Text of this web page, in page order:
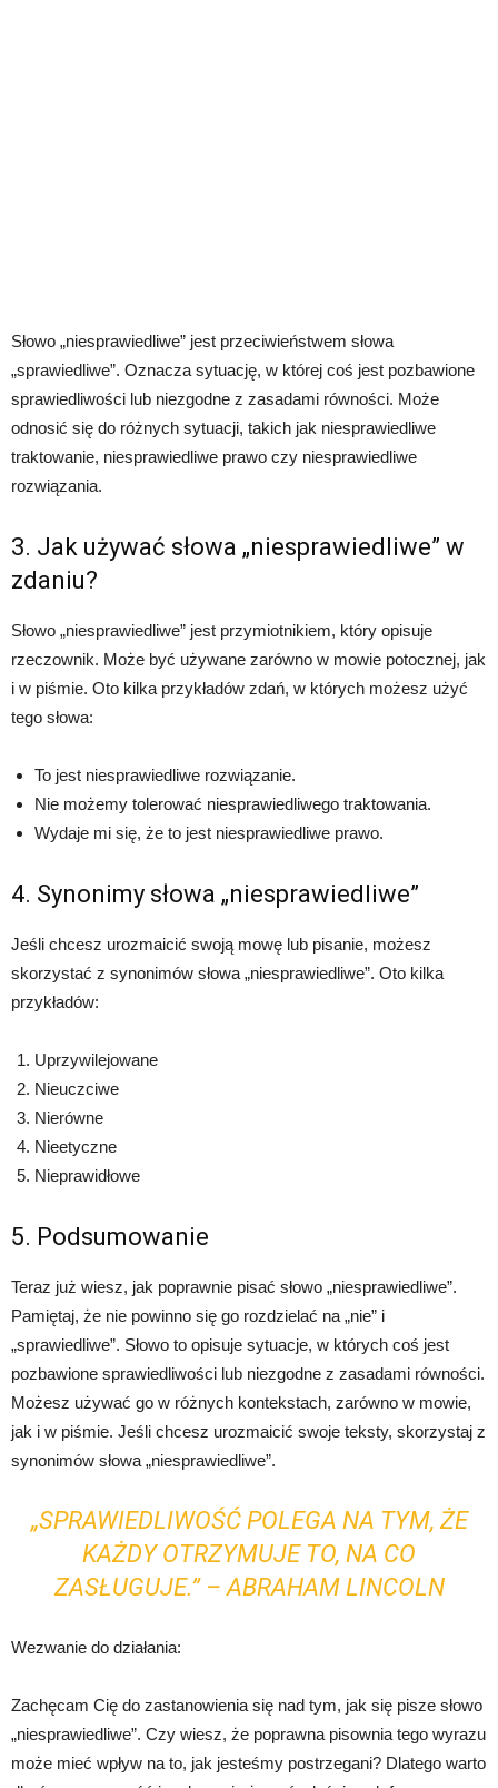
Słowo „niesprawiedliwe” jest przeciwieństwem słowa
„sprawiedliwe”. Oznacza sytuację, w której coś jest pozbawione
sprawiedliwości lub niezgodne z zasadami równości. Może
odnosić się do różnych sytuacji, takich jak niesprawiedliwe
traktowanie, niesprawiedliwe prawo czy niesprawiedliwe
rozwiązania.
3. Jak używać słowa „niesprawiedliwe” w
zdaniu?
Słowo „niesprawiedliwe” jest przymiotnikiem, który opisuje
rzeczownik. Może być używane zarówno w mowie potocznej, jak
i w piśmie. Oto kilka przykładów zdań, w których możesz użyć
tego słowa:
To jest niesprawiedliwe rozwiązanie.
Nie możemy tolerować niesprawiedliwego traktowania.
Wydaje mi się, że to jest niesprawiedliwe prawo.
4. Synonimy słowa „niesprawiedliwe”
Jeśli chcesz urozmaicić swoją mowę lub pisanie, możesz
skorzystać z synonimów słowa „niesprawiedliwe”. Oto kilka
przykładów:
Uprzywilejowane
Nieuczciwe
Nierówne
Nieetyczne
Nieprawidłowe
5. Podsumowanie
Teraz już wiesz, jak poprawnie pisać słowo „niesprawiedliwe”.
Pamiętaj, że nie powinno się go rozdzielać na „nie” i
„sprawiedliwe”. Słowo to opisuje sytuacje, w których coś jest
pozbawione sprawiedliwości lub niezgodne z zasadami równości.
Możesz używać go w różnych kontekstach, zarówno w mowie,
jak i w piśmie. Jeśli chcesz urozmaicić swoje teksty, skorzystaj z
synonimów słowa „niesprawiedliwe”.
„SPRAWIEDLIWOŚĆ POLEGA NA TYM, ŻE
KAŻDY OTRZYMUJE TO, NA CO
ZASŁUGUJE.” – ABRAHAM LINCOLN
Wezwanie do działania:
Zachęcam Cię do zastanowienia się nad tym, jak się pisze słowo
„niesprawiedliwe”. Czy wiesz, że poprawna pisownia tego wyrazu
może mieć wpływ na to, jak jesteśmy postrzegani? Dlatego warto